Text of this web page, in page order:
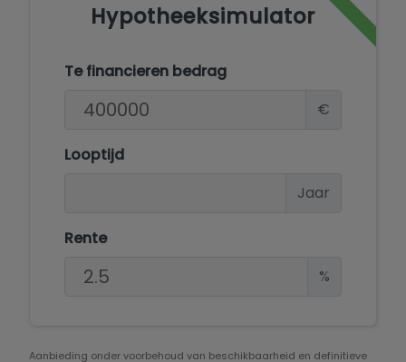
Hypotheeksimulator
Te financieren bedrag
€
Looptijd
Jaar
Rente
%
Aanbieding onder voorbehoud van beschikbaarheid en definitieve